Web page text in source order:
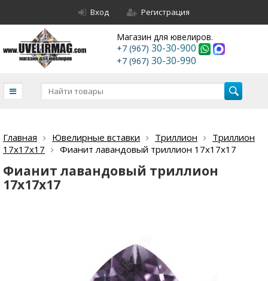
Вход Регистрация
Магазин для ювелиров.
+7 (967) 30-30-900
+7 (967) 30-30-990
Главная Ювелирные вставки Триллион
Триллион
17х17х17
Фианит лавандовый триллион 17х17х17
Фианит лавандовый триллион
17х17х17